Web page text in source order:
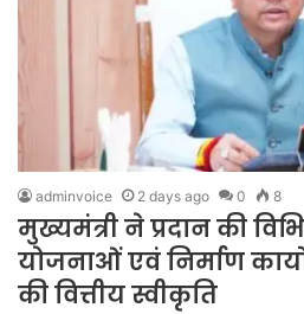
adminvoice 2 days ago 0 8
मुख्यमंत्री ने प्रदान की
योजनाओं एवं निर्माण
की वित्तीय स्वीकृति